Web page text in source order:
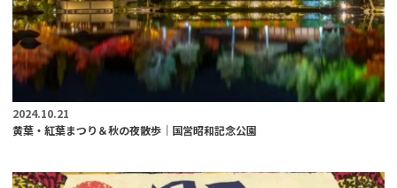
2024.10.21
黄葉・紅葉まつり＆秋の夜散歩｜国営昭和記念公園